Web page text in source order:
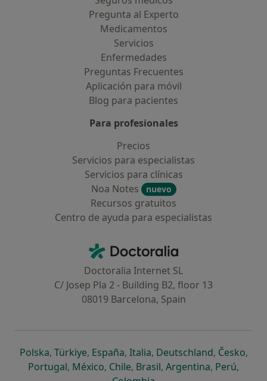
Pregunta al Experto
Medicamentos
Servicios
Enfermedades
Preguntas Frecuentes
Aplicación para móvil
Blog para pacientes
Para profesionales
Precios
Servicios para especialistas
Servicios para clínicas
Noa Notes
nuevo
Recursos gratuitos
Centro de ayuda para especialistas
Doctoralia - Página de inicio
Doctoralia Internet SL
C/ Josep Pla 2 - Building B2, floor 13
08019 Barcelona, Spain
Polskase abre en una nueva pestaña
, Türkiyese abre en una nueva pestaña
, Españase abre en una nueva pestaña
, Italiase abre en una nueva
, Deutschlandse abre en
, Českose
,
Portugalse abre en una nueva pestaña
, Méxicose abre en una nueva pestaña
, Chilese abre en una nueva pestaña
, Brasilse abre en una nueva
, Argentinase abre en
, Perúse
,